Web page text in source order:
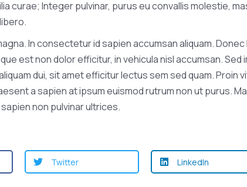
curae; Integer pulvinar, purus eu convallis molestie,
In consectetur id sapien accumsan aliquam.
est non dolor efficitur, in vehicula nisl accumsan.
dui, sit amet efficitur lectus sem sed quam. Proin
a sapien at ipsum euismod rutrum non ut purus.
non pulvinar ultrices.
Twitter LinkedIn